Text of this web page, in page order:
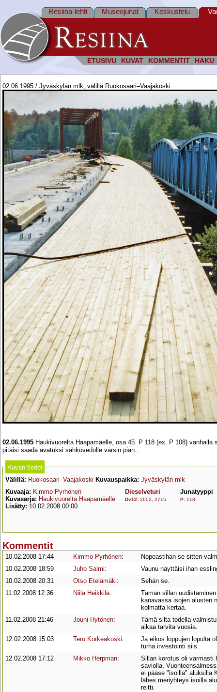
ETUSIVU KUVAT KOMMENTIT HAKU
Resiina-lehti Museojunat Keskustelu
02.06.1995 / Jyväskylän mlk, välillä Ruokosaari–Vaajakoski
02.06.1995 Haukivuorelta Haapamäelle, osa 45. P 118 (ex. P 108)
pitäisi saada avatuksi sähkövedolle varsin pian...
Kuvan tiedot
Välillä: Ruokosaari–Vaajakoski Kuvauspaikka: Jyväskylän mlk
Kuvaaja: Kimmo Pyrhönen
Kuvasarja: Haukivuorelta Haapamäelle
Lisätty: 10.02.2008 00:00
Dieselveturi
Dv12: 2602 2715
Junatyyppi
P: 118
Kommentit
10.02.2008 17:44 Kimmo Pyrhönen:
Nopeastihan se sitten
10.02.2008 18:59
Juho Salmi:
Vaunu näyttäisi ihan
10.02.2008 20:31
Otso Etelämäki:
Sehän se.
11.02.2008 12:36
Niila Heikkilä:
Tämän sillan
kanavassa isojen alusten
kolmatta kertaa.
11.02.2008 21:46
Jouni Hytönen:
Tämä silta todella
aikaa tarvita vuosia.
12.02.2008 15:03
Tero Korkeakoski:
Ja eikös loppujen lopulta
turha investointi siis.
12.02.2008 17:12
Mikko Herpman:
Sillan korotus oli varmasti
saviolla,
ei pääse "isoilla" aluksilla
lähes meriyhteys isoilla
reitti.